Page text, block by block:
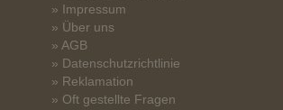
» Impressum
» Über uns
» AGB
» Datenschutzrichtlinie
» Reklamation
» Oft gestellte Fragen